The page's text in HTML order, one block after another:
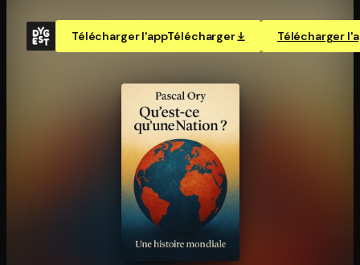
Télécharger l'appTélécharger Télécharger